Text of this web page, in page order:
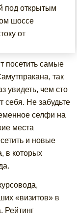
под открытым
шоссе
от
посетить самые
так
увидеть, чем сто
себя. Не забудьте
селфи на
места
и новые
в которых
«визитов» в
Рейтинг